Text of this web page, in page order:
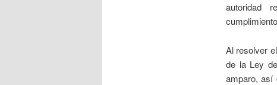
autoridad
Al resolver
de la Ley
amparo, así